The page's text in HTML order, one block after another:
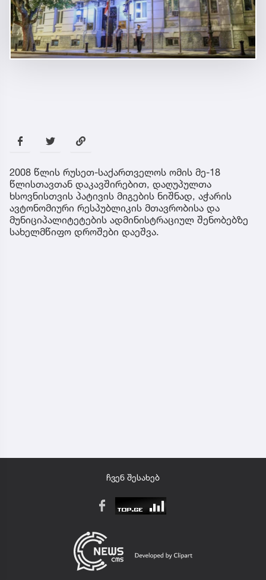
2008 წლის რუსეთ-საქართველოს ომის მე-18
წლისთავთან დაკავშირებით, დაღუპულთა
ხსოვნისთვის პატივის მიგების ნიშნად, აჭარის
ავტონომიური რესპუბლიკის მთავრობისა და
მუნიციპალიტეტების ადმინისტრაციულ შენობებზე
სახელმწიფო დროშები დაეშვა.
ჩვენ შესახებ